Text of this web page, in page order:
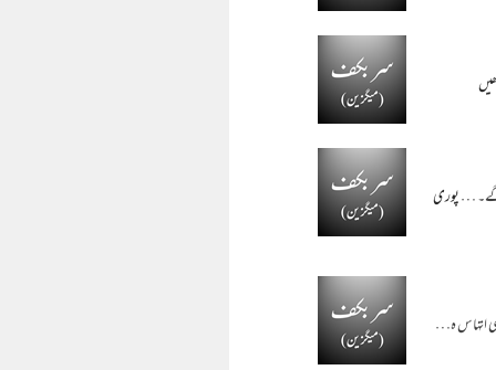
گے۔ …پوری
اتہاس ہ…